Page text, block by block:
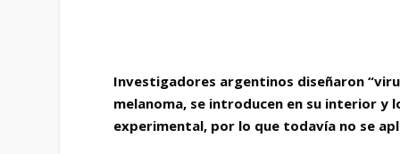
Investigadores argentinos diseñaron
melanoma, se introducen en su interior y
experimental, por lo que todavía no se